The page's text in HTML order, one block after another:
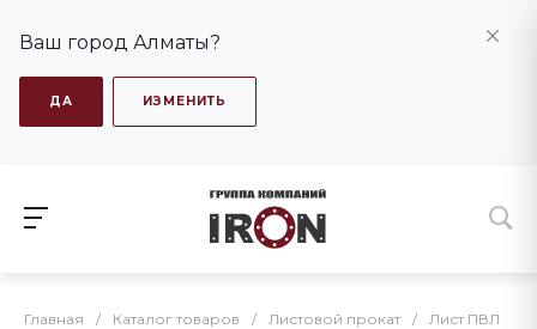
Ваш город Алматы?
ДА ИЗМЕНИТЬ
Главная / Каталог товаров / Листовой прокат / Лист ПВЛ